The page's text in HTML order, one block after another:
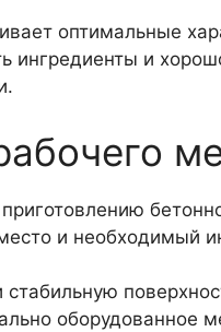
оптимальные
ингредиенты и
и необходимый
оборудованное